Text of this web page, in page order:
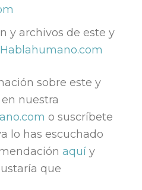
y archivos de este y
Hablahumano.com
sobre este y
nuestra
o suscríbete
lo has escuchado
aquí y
que